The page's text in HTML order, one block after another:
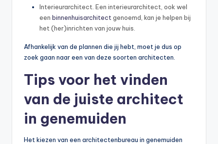
Interieurarchitect. Een interieurarchitect, ook wel
een binnenhuisarchitect genoemd, kan je helpen bij
het (her)inrichten van jouw huis.
Afhankelijk van de plannen die jij hebt, moet je dus op
zoek gaan naar een van deze soorten architecten.
Tips voor het vinden
van de juiste architect
in genemuiden
Het kiezen van een architectenbureau in genemuiden